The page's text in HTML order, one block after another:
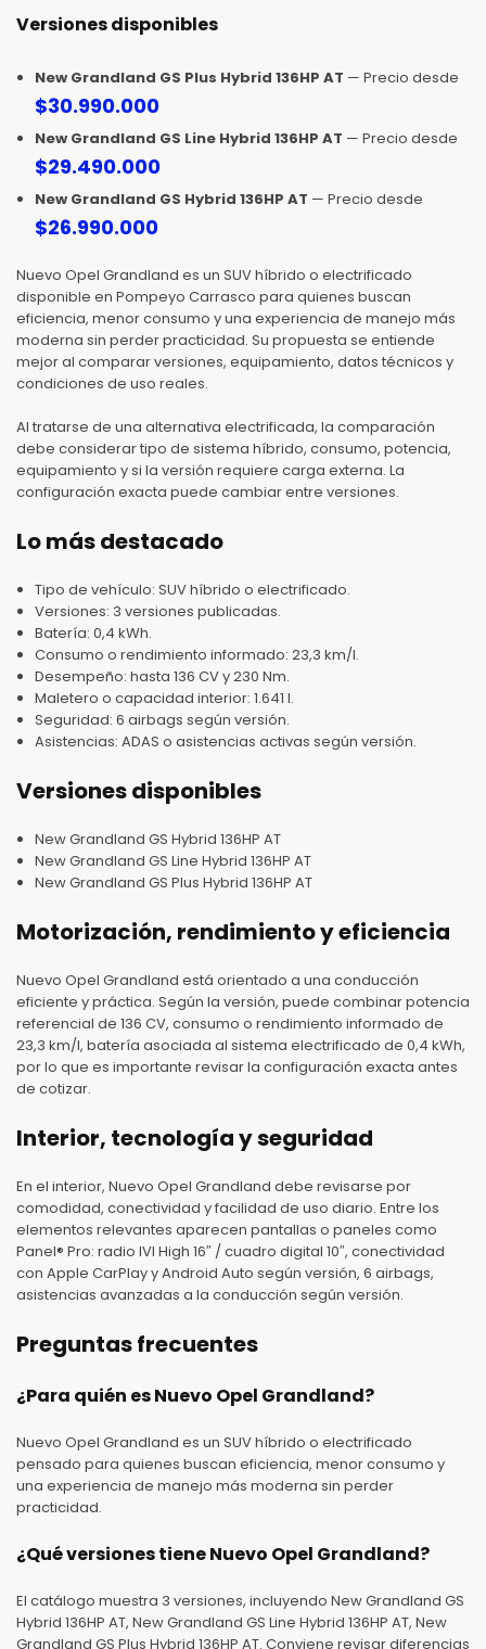
Versiones disponibles
New Grandland GS Plus Hybrid 136HP AT — Precio desde
$30.990.000
New Grandland GS Line Hybrid 136HP AT — Precio desde
$29.490.000
New Grandland GS Hybrid 136HP AT — Precio desde
$26.990.000
Nuevo Opel Grandland es un SUV híbrido o electrificado
disponible en Pompeyo Carrasco para quienes buscan
eficiencia, menor consumo y una experiencia de manejo más
moderna sin perder practicidad. Su propuesta se entiende
mejor al comparar versiones, equipamiento, datos técnicos y
condiciones de uso reales.
Al tratarse de una alternativa electrificada, la comparación
debe considerar tipo de sistema híbrido, consumo, potencia,
equipamiento y si la versión requiere carga externa. La
configuración exacta puede cambiar entre versiones.
Lo más destacado
Tipo de vehículo: SUV híbrido o electrificado.
Versiones: 3 versiones publicadas.
Batería: 0,4 kWh.
Consumo o rendimiento informado: 23,3 km/l.
Desempeño: hasta 136 CV y 230 Nm.
Maletero o capacidad interior: 1.641 l.
Seguridad: 6 airbags según versión.
Asistencias: ADAS o asistencias activas según versión.
Versiones disponibles
New Grandland GS Hybrid 136HP AT
New Grandland GS Line Hybrid 136HP AT
New Grandland GS Plus Hybrid 136HP AT
Motorización, rendimiento y eficiencia
Nuevo Opel Grandland está orientado a una conducción
eficiente y práctica. Según la versión, puede combinar potencia
referencial de 136 CV, consumo o rendimiento informado de
23,3 km/l, batería asociada al sistema electrificado de 0,4 kWh,
por lo que es importante revisar la configuración exacta antes
de cotizar.
Interior, tecnología y seguridad
En el interior, Nuevo Opel Grandland debe revisarse por
comodidad, conectividad y facilidad de uso diario. Entre los
elementos relevantes aparecen pantallas o paneles como
Panel® Pro: radio IVI High 16″ / cuadro digital 10″, conectividad
con Apple CarPlay y Android Auto según versión, 6 airbags,
asistencias avanzadas a la conducción según versión.
Preguntas frecuentes
¿Para quién es Nuevo Opel Grandland?
Nuevo Opel Grandland es un SUV híbrido o electrificado
pensado para quienes buscan eficiencia, menor consumo y
una experiencia de manejo más moderna sin perder
practicidad.
¿Qué versiones tiene Nuevo Opel Grandland?
El catálogo muestra 3 versiones, incluyendo New Grandland GS
Hybrid 136HP AT, New Grandland GS Line Hybrid 136HP AT, New
Grandland GS Plus Hybrid 136HP AT. Conviene revisar diferencias